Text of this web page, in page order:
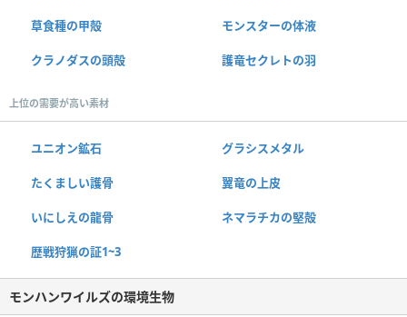
草食種の甲殻 モンスターの体液
クラノダスの頭殻 護竜セクレトの羽
上位の需要が高い素材
ユニオン鉱石 グラシスメタル
たくましい護骨 翼竜の上皮
いにしえの龍骨 ネマラチカの堅殻
歴戦狩猟の証1~3
モンハンワイルズの環境生物